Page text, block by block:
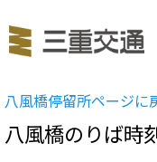
八風橋停留所ページに
八風橋のりば時